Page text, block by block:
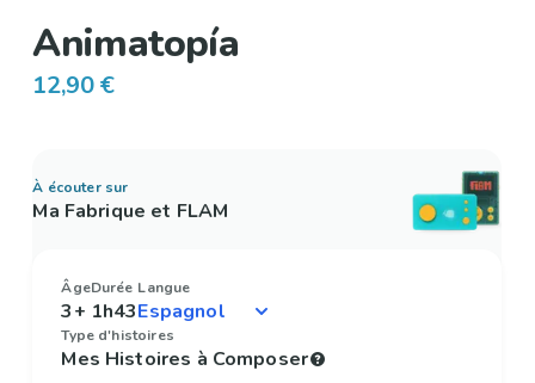
Animatopía
12,90 €
À écouter sur
Ma Fabrique et FLAM
Âge
3+
Durée
1h43
Langue
Type d'histoires
Mes Histoires à Composer